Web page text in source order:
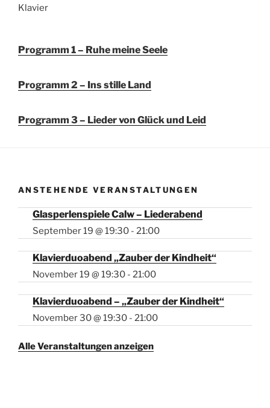
Klavier
Programm 1 – Ruhe meine Seele
Programm 2 – Ins stille Land
Programm 3 – Lieder von Glück und Leid
ANSTEHENDE VERANSTALTUNGEN
Glasperlenspiele Calw – Liederabend
September 19 @ 19:30 - 21:00
Klavierduoabend „Zauber der Kindheit“
November 19 @ 19:30 - 21:00
Klavierduoabend – „Zauber der Kindheit“
November 30 @ 19:30 - 21:00
Alle Veranstaltungen anzeigen